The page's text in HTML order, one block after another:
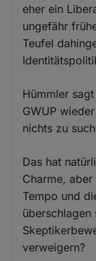
eher ein
ungefähr
Teufel
Hümmler
GWUP
nichts zu
Das hat
Charme,
Tempo und
verweigern?